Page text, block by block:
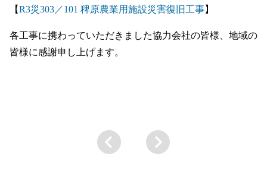
【R3災303／101 稗原農業用施設災害復旧工事】
各工事に携わっていただきました協力会社の皆様、地域の
皆様に感謝申し上げます。